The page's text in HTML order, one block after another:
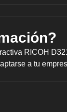
RICOH
a tu